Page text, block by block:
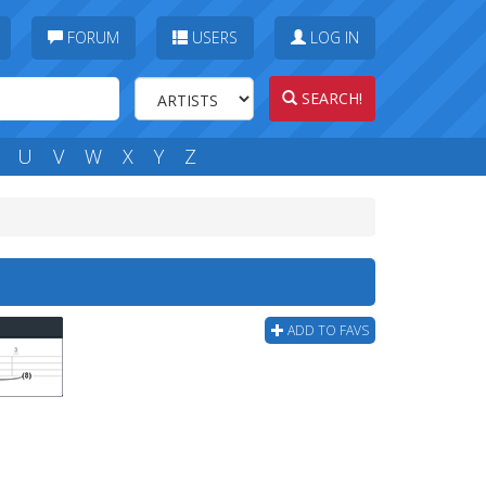
FORUM USERS LOG IN
SEARCH!
U V W X Y Z
ADD TO FAVS